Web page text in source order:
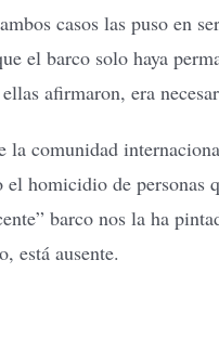
casos las puso en
el barco solo haya
afirmaron, era
la comunidad
homicidio de personas
barco nos la ha
está ausente.